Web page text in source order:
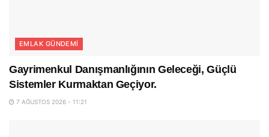
EMLAK GÜNDEMI
Gayrimenkul Danışmanlığının Geleceği, Güçlü
Sistemler Kurmaktan Geçiyor.
7 AĞUSTOS 2026 - 11:21